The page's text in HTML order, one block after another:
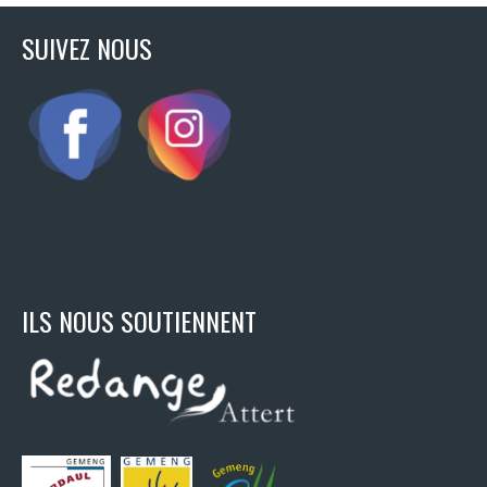
SUIVEZ NOUS
ILS NOUS SOUTIENNENT